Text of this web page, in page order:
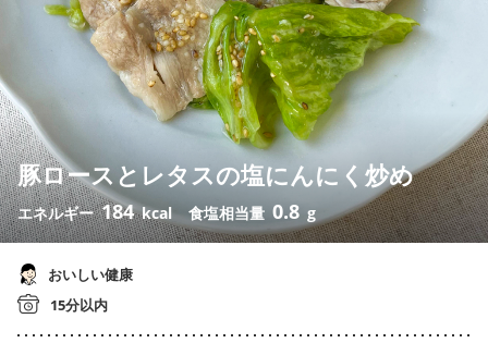
豚ロースとレタスの塩にんにく炒め
エネルギー184 kcal 食塩相当量 0.8 g
おいしい健康
15分以内